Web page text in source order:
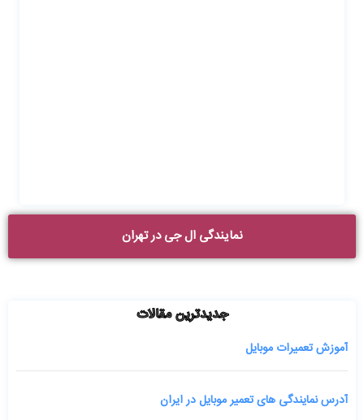
نمایندگی ال جی در تهران
جدیدترین مقالات
آموزش تعمیرات موبایل
آدرس نمایندگی های تعمیر موبایل در ایران